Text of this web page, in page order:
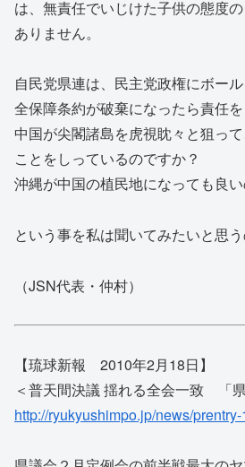
は、無責任でいじけた子供の態度
ありません。
自民党県連は、民主党政権にボー
全保障条約が破棄になったら責任
中国が尖閣諸島を虎視眈々と狙っ
ことをしっているのですか？
沖縄が中国の植民地になっても良
という事を私は聞いてみたいと思う
（JSN代表・仲村）
【琉球新報 2010年2月18日】
＜普天間決議 揺れる全会一致 「
http://ryukyushimpo.jp/news/